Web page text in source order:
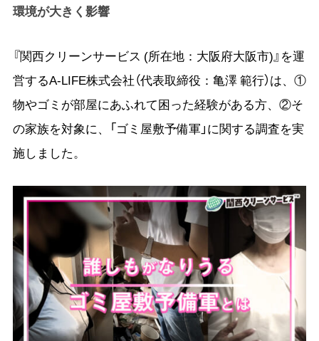
環境が大きく影響
『関西クリーンサービス (所在地：大阪府大阪市)』を運
営するA-LIFE株式会社（代表取締役：亀澤 範行）は、①
物やゴミが部屋にあふれて困った経験がある方、②そ
の家族を対象に、「ゴミ屋敷予備軍」に関する調査を実
施しました。